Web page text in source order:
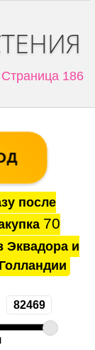
Страница 186
после
70
Эквадора и